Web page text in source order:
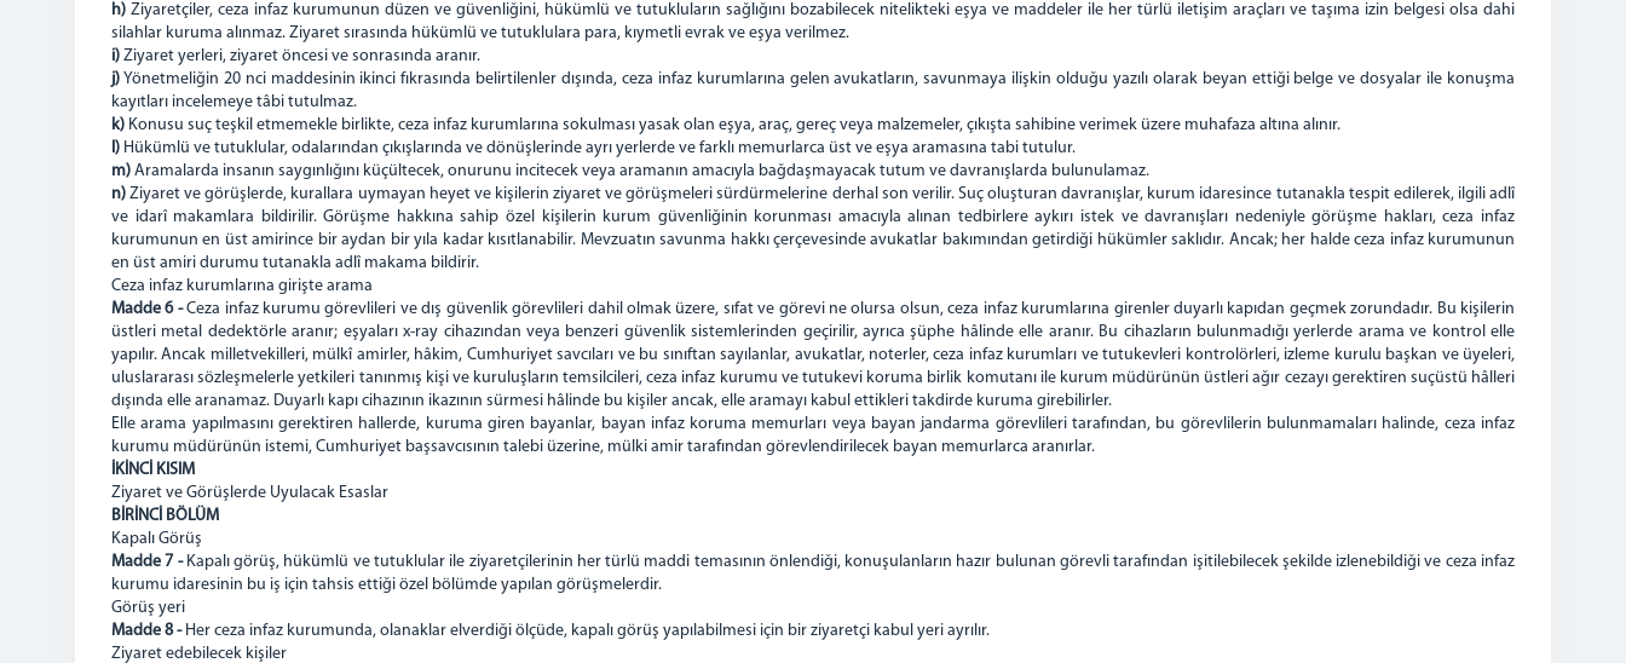
h) Ziyaretçiler, ceza infaz kurumunun düzen ve güvenliğini, hükümlü ve tutukluların sağlığını bozabilecek nitelikteki eşya ve maddeler ile her türlü iletişim araçları ve taşıma izin belgesi olsa dahi
silahlar kuruma alınmaz. Ziyaret sırasında hükümlü ve tutuklulara para, kıymetli evrak ve eşya verilmez.
i) Ziyaret yerleri, ziyaret öncesi ve sonrasında aranır.
j) Yönetmeliğin 20 nci maddesinin ikinci fıkrasında belirtilenler dışında, ceza infaz kurumlarına gelen avukatların, savunmaya ilişkin olduğu yazılı olarak beyan ettiği belge ve dosyalar ile konuşma
kayıtları incelemeye tâbi tutulmaz.
k) Konusu suç teşkil etmemekle birlikte, ceza infaz kurumlarına sokulması yasak olan eşya, araç, gereç veya malzemeler, çıkışta sahibine verimek üzere muhafaza altına alınır.
l) Hükümlü ve tutuklular, odalarından çıkışlarında ve dönüşlerinde ayrı yerlerde ve farklı memurlarca üst ve eşya aramasına tabi tutulur.
m) Aramalarda insanın saygınlığını küçültecek, onurunu incitecek veya aramanın amacıyla bağdaşmayacak tutum ve davranışlarda bulunulamaz.
n) Ziyaret ve görüşlerde, kurallara uymayan heyet ve kişilerin ziyaret ve görüşmeleri sürdürmelerine derhal son verilir. Suç oluşturan davranışlar, kurum idaresince tutanakla tespit edilerek, ilgili adlî
ve idarî makamlara bildirilir. Görüşme hakkına sahip özel kişilerin kurum güvenliğinin korunması amacıyla alınan tedbirlere aykırı istek ve davranışları nedeniyle görüşme hakları, ceza infaz
kurumunun en üst amirince bir aydan bir yıla kadar kısıtlanabilir. Mevzuatın savunma hakkı çerçevesinde avukatlar bakımından getirdiği hükümler saklıdır. Ancak; her halde ceza infaz kurumunun
en üst amiri durumu tutanakla adlî makama bildirir.
Ceza infaz kurumlarına girişte arama
Madde 6 -Ceza infaz kurumu görevlileri ve dış güvenlik görevlileri dahil olmak üzere, sıfat ve görevi ne olursa olsun, ceza infaz kurumlarına girenler duyarlı kapıdan geçmek zorundadır. Bu kişilerin
üstleri metal dedektörle aranır; eşyaları x-ray cihazından veya benzeri güvenlik sistemlerinden geçirilir, ayrıca şüphe hâlinde elle aranır. Bu cihazların bulunmadığı yerlerde arama ve kontrol elle
yapılır. Ancak milletvekilleri, mülkî amirler, hâkim, Cumhuriyet savcıları ve bu sınıftan sayılanlar, avukatlar, noterler, ceza infaz kurumları ve tutukevleri kontrolörleri, izleme kurulu başkan ve üyeleri,
uluslararası sözleşmelerle yetkileri tanınmış kişi ve kuruluşların temsilcileri, ceza infaz kurumu ve tutukevi koruma birlik komutanı ile kurum müdürünün üstleri ağır cezayı gerektiren suçüstü hâlleri
dışında elle aranamaz. Duyarlı kapı cihazının ikazının sürmesi hâlinde bu kişiler ancak, elle aramayı kabul ettikleri takdirde kuruma girebilirler.
Elle arama yapılmasını gerektiren hallerde, kuruma giren bayanlar, bayan infaz koruma memurları veya bayan jandarma görevlileri tarafından, bu görevlilerin bulunmamaları halinde, ceza infaz
kurumu müdürünün istemi, Cumhuriyet başsavcısının talebi üzerine, mülki amir tarafından görevlendirilecek bayan memurlarca aranırlar.
İKİNCİ KISIM
Ziyaret ve Görüşlerde Uyulacak Esaslar
BİRİNCİ BÖLÜM
Kapalı Görüş
Madde 7 -Kapalı görüş, hükümlü ve tutuklular ile ziyaretçilerinin her türlü maddi temasının önlendiği, konuşulanların hazır bulunan görevli tarafından işitilebilecek şekilde izlenebildiği ve ceza infaz
kurumu idaresinin bu iş için tahsis ettiği özel bölümde yapılan görüşmelerdir.
Görüş yeri
Madde 8 -Her ceza infaz kurumunda, olanaklar elverdiği ölçüde, kapalı görüş yapılabilmesi için bir ziyaretçi kabul yeri ayrılır.
Ziyaret edebilecek kişiler